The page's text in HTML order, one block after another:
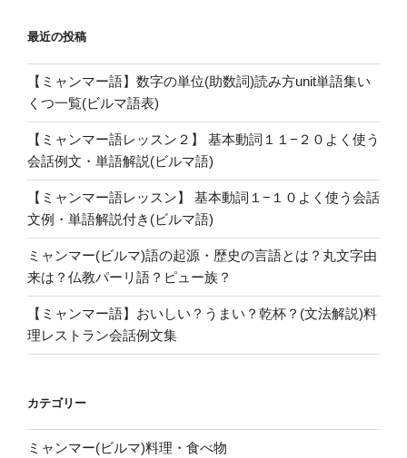
最近の投稿
【ミャンマー語】数字の単位(助数詞)読み方unit単語集い
くつ一覧(ビルマ語表)
【ミャンマー語レッスン２】 基本動詞１１−２０よく使う
会話例文・単語解説(ビルマ語)
【ミャンマー語レッスン】 基本動詞１−１０よく使う会話
文例・単語解説付き(ビルマ語)
ミャンマー(ビルマ)語の起源・歴史の言語とは？丸文字由
来は？仏教パーリ語？ピュー族？
【ミャンマー語】おいしい？うまい？乾杯？(文法解説)料
理レストラン会話例文集
カテゴリー
ミャンマー(ビルマ)料理・食べ物